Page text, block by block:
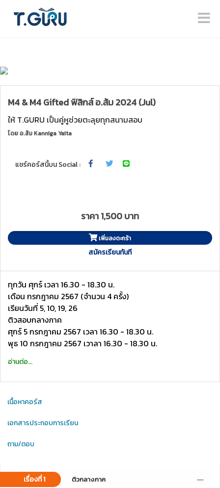
M4 & M4 Gifted ฟิสิกส์ อ.ส้ม 2024 (Jul)
ให้ T.GURU เป็นคู่หูช่วยตะลุยทุกสนามสอบ
โดยอ.ส้ม Kanniga Yaita
แชร์คอร์สนี้บน Social :
ราคา 1,500 บาท
เพิ่มลงตะกร้า
สมัครเรียนทันที
ทุกวัน ศุกร์ เวลา 16.30 - 18.30 น.
เดือน กรกฎาคม 2567 (จำนวน 4 ครั้ง)
เรียนวันที่ 5, 10, 19, 26
ติวสอบกลางภาค
ศุกร์ 5 กรกฎาคม 2567 เวลา 16.30 - 18.30 น.
พุธ 10 กรกฎาคม 2567 เวาลา 16.30 - 18.30 น.
อ่านต่อ...
เนื้อหาคอร์ส
เอกสารประกอบการเรียน
ถาม/ตอบ
เรื่องที่ 1 ติวกลางภาค